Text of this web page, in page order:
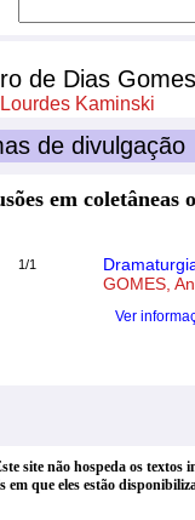
de Dias
Kaminski
de divulgação
em
1/1
GOMES,
Ver
site não hospeda os
em que eles estão